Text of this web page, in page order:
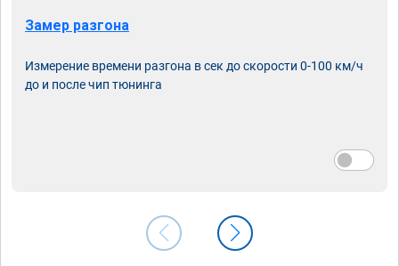
Замер разгона
Измерение времени разгона в сек до скорости 0-100 км/ч
до и после чип тюнинга